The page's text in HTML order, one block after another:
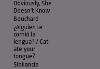
Obviously, She
Doesn't Know.
Bouchard
¿Alguien te
comió la
lengua? / Cat
ate your
tongue?
Sibilancia